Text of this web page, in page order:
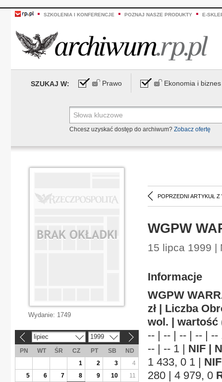
SZKOLENIA I KONFERENCJE POZNAJ NASZE PRODUKTY E-
SZUKAJ W: Prawo Ekonomia i biznes
Chcesz uzyskać dostęp do archiwum? Zobacz ofertę
POPRZEDNI ARTYKUŁ Z
WGPW
15 lipca 1999 |
Informacje
WGPW
zł | Liczba
wol. | wartość
-- | -- | -- | -- |
-- | -- 1 | NIF |
1 433, 0 1 |
280 | 4 979, 0
Wydanie: 1749
lipiec 1999
PN WT ŚR CZ PT SB
ND
1
2 3
4
5
6 7 8 9 10
11